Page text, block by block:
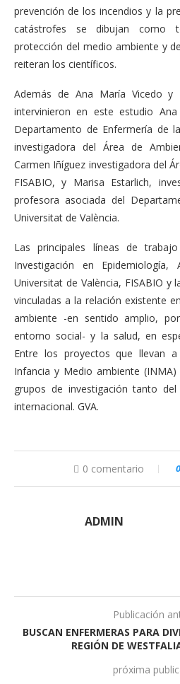
prevención de los incendios y la
catástrofes se dibujan como
protección del medio ambiente y
reiteran los científicos.
Además de Ana María Vicedo y
intervinieron en este estudio
Departamento de Enfermería de
investigadora del Área de
Carmen Iñíguez investigadora del
FISABIO, y Marisa Estarlich,
profesora asociada del
Universitat de València.
Las principales líneas de
Investigación en
Universitat de València, FISABIO y
vinculadas a la relación existente
ambiente -en sentido amplio,
entorno social- y la salud, en
Entre los proyectos que llevan
Infancia y Medio ambiente
grupos de investigación tanto
internacional. GVA.
0 comentario 0
ADMIN
Publicación
BUSCAN ENFERMERAS PARA
REGIÓN DE
próxima